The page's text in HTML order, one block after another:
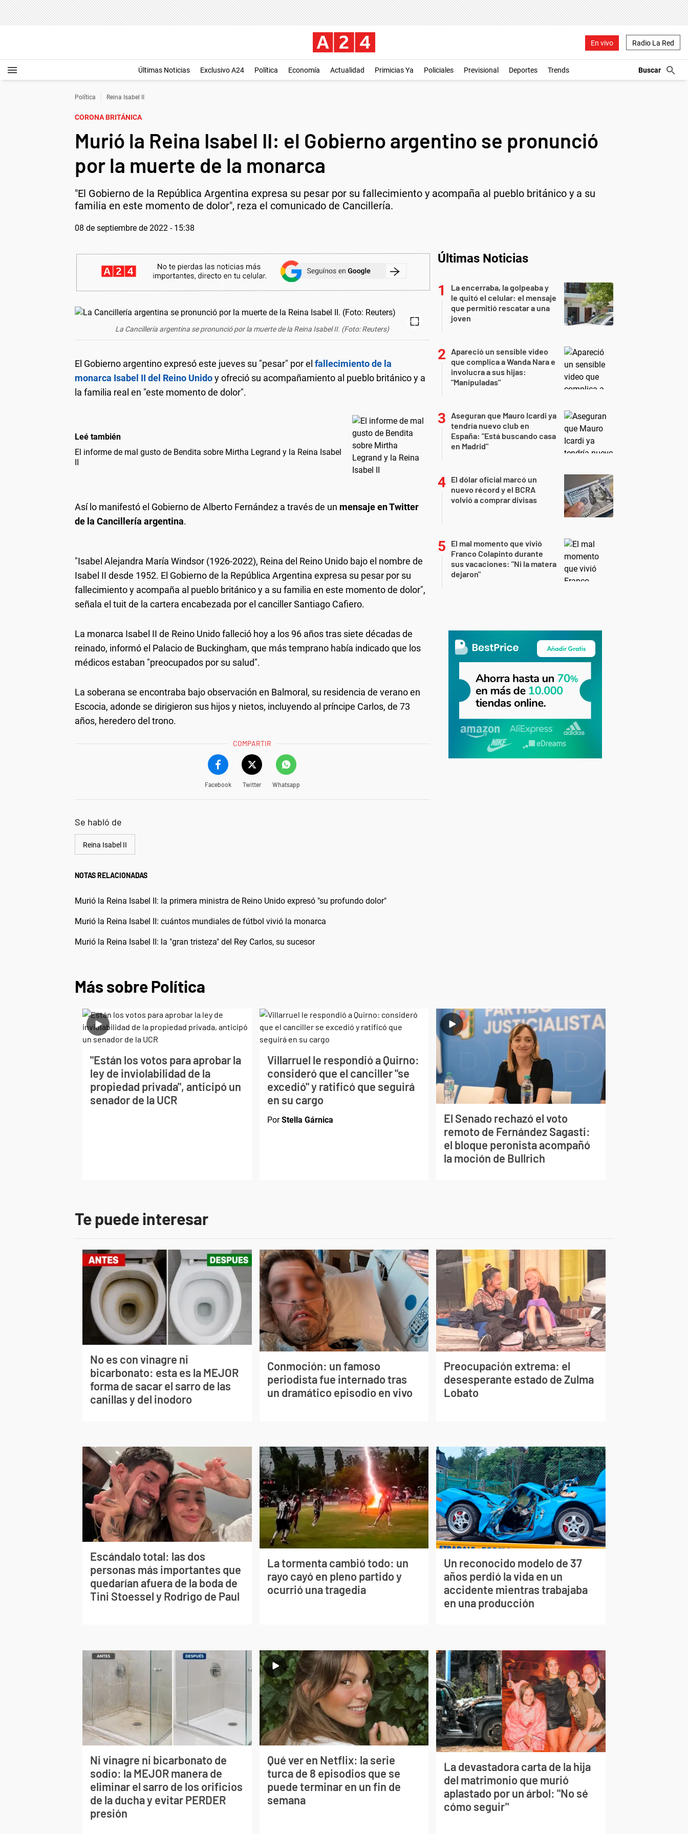
En vivo Radio La Red
Últimas Noticias Exclusivo A24 Política Economía Actualidad Primicias Ya Policiales Previsional Deportes Trends
Política Reina Isabel II
CORONA BRITÁNICA
Murió la Reina Isabel II: el Gobierno argentino se pronunció
por la muerte de la monarca
"El Gobierno de la República Argentina expresa su pesar por su fallecimiento y acompaña al pueblo británico y a su
familia en este momento de dolor", reza el comunicado de Cancillería.
08 de septiembre de 2022 - 15:38
La Cancillería argentina se pronunció por la muerte de la Reina Isabel II. (Foto: Reuters)
El Gobierno argentino expresó este jueves su "pesar" por el fallecimiento de la
monarca Isabel II del Reino Unidoy ofreció su acompañamiento al pueblo británico y a
la familia real en "este momento de dolor".
Leé también
El informe de mal gusto de Bendita sobre Mirtha Legrand y la Reina Isabel
II
Así lo manifestó el Gobierno de Alberto Fernández a través de un mensaje en Twitter
de la Cancillería argentina.
"Isabel Alejandra María Windsor (1926-2022), Reina del Reino Unido bajo el nombre de
Isabel II desde 1952. El Gobierno de la República Argentina expresa su pesar por su
fallecimiento y acompaña al pueblo británico y a su familia en este momento de dolor",
señala el tuit de la cartera encabezada por el canciller Santiago Cafiero.
La monarca Isabel II de Reino Unido falleció hoy a los 96 años tras siete décadas de
reinado, informó el Palacio de Buckingham, que más temprano había indicado que los
médicos estaban "preocupados por su salud".
La soberana se encontraba bajo observación en Balmoral, su residencia de verano en
Escocia, adonde se dirigieron sus hijos y nietos, incluyendo al príncipe Carlos, de 73
años, heredero del trono.
COMPARTIR
Facebook Twitter Whatsapp
Se habló de
Reina Isabel II
NOTAS RELACIONADAS
Murió la Reina Isabel II: la primera ministra de Reino Unido expresó "su profundo dolor"
Murió la Reina Isabel II: cuántos mundiales de fútbol vivió la monarca
Murió la Reina Isabel II: la "gran tristeza" del Rey Carlos, su sucesor
Últimas Noticias
La encerraba, la golpeaba y
le quitó el celular: el mensaje
que permitió rescatar a una
joven
Apareció un sensible video
que complica a Wanda Nara e
involucra a sus hijas:
"Manipuladas"
Aseguran que Mauro Icardi ya
tendría nuevo club en
España: "Está buscando casa
en Madrid"
El dólar oficial marcó un
nuevo récord y el BCRA
volvió a comprar divisas
El mal momento que vivió
Franco Colapinto durante
sus vacaciones: "Ni la matera
dejaron"
Más sobre Política
"Están los votos para aprobar la
ley de inviolabilidad de la
propiedad privada", anticipó un
senador de la UCR
Villarruel le respondió a Quirno:
consideró que el canciller "se
excedió" y ratificó que seguirá
en su cargo
PorStella Gárnica
El Senado rechazó el voto
remoto de Fernández Sagasti:
el bloque peronista acompañó
la moción de Bullrich
Te puede interesar
No es con vinagre ni
bicarbonato: esta es la MEJOR
forma de sacar el sarro de las
canillas y del inodoro
Conmoción: un famoso
periodista fue internado tras
un dramático episodio en vivo
Preocupación extrema: el
desesperante estado de Zulma
Lobato
Escándalo total: las dos
personas más importantes que
quedarían afuera de la boda de
Tini Stoessel y Rodrigo de Paul
La tormenta cambió todo: un
rayo cayó en pleno partido y
ocurrió una tragedia
Un reconocido modelo de 37
años perdió la vida en un
accidente mientras trabajaba
en una producción
Ni vinagre ni bicarbonato de
sodio: la MEJOR manera de
eliminar el sarro de los orificios
de la ducha y evitar PERDER
presión
Qué ver en Netflix: la serie
turca de 8 episodios que se
puede terminar en un fin de
semana
La devastadora carta de la hija
del matrimonio que murió
aplastado por un árbol: "No sé
cómo seguir"